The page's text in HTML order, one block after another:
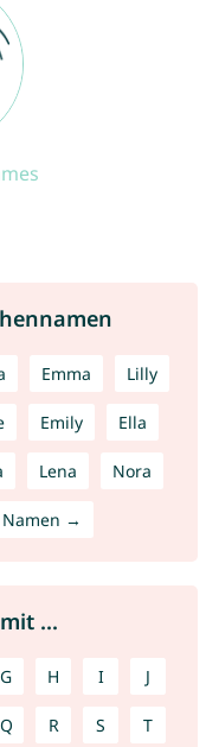
Emma Lilly
Emily Ella
Lena Nora
→
...
G H I J
Q R S T